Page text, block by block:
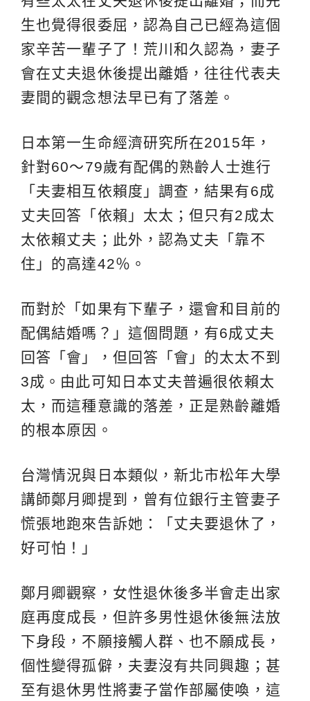
生也覺得很委屈，認為自己已經為這個
家辛苦一輩子了！荒川和久認為，妻子
會在丈夫退休後提出離婚，往往代表夫
妻間的觀念想法早已有了落差。
日本第一生命經濟研究所在2015年，
針對60～79歲有配偶的熟齡人士進行
「夫妻相互依賴度」調查，結果有6成
丈夫回答「依賴」太太；但只有2成太
太依賴丈夫；此外，認為丈夫「靠不
住」的高達42％。
而對於「如果有下輩子，還會和目前的
配偶結婚嗎？」這個問題，有6成丈夫
回答「會」，但回答「會」的太太不到
3成。由此可知日本丈夫普遍很依賴太
太，而這種意識的落差，正是熟齡離婚
的根本原因。
台灣情況與日本類似，新北市松年大學
講師鄭月卿提到，曾有位銀行主管妻子
慌張地跑來告訴她：「丈夫要退休了，
好可怕！」
鄭月卿觀察，女性退休後多半會走出家
庭再度成長，但許多男性退休後無法放
下身段，不願接觸人群、也不願成長，
個性變得孤僻，夫妻沒有共同興趣；甚
至有退休男性將妻子當作部屬使喚，這